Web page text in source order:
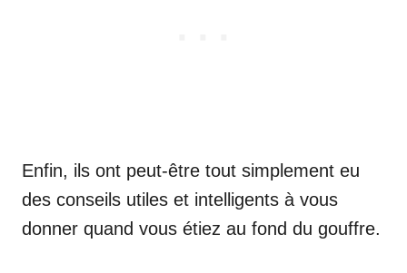
Enfin, ils ont peut-être tout simplement eu
des conseils utiles et intelligents à vous
donner quand vous étiez au fond du gouffre.